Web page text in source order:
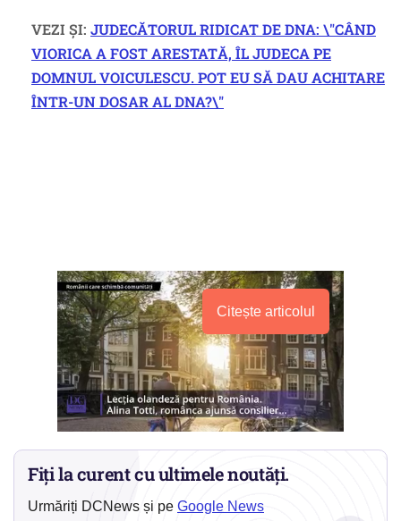
VEZI ȘI: JUDECĂTORUL RIDICAT DE DNA: \"CÂND
VIORICA A FOST ARESTATĂ, ÎL JUDECA PE
DOMNUL VOICULESCU. POT EU SĂ DAU ACHITARE
ÎNTR-UN DOSAR AL DNA?\"
Citește articolul
Fiți la curent cu ultimele noutăți.
Urmăriți DCNews și pe Google News